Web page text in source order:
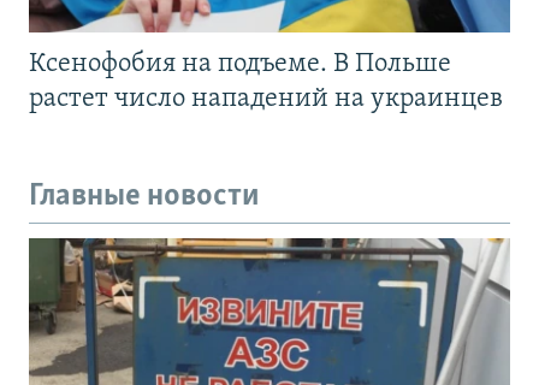
Ксенофобия на подъеме. В Польше
растет число нападений на украинцев
Главные новости